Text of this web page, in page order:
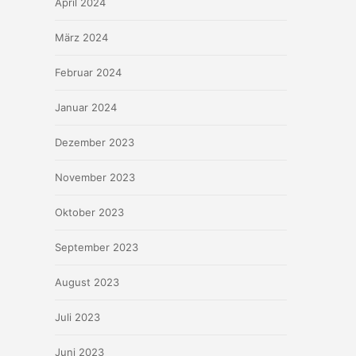
März 2024
Februar 2024
Januar 2024
Dezember 2023
November 2023
Oktober 2023
September 2023
August 2023
Juli 2023
Juni 2023